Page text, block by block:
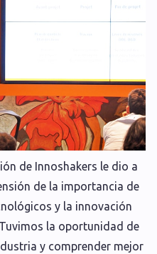
de Innoshakers le dio a
de la importancia de
y la innovación
la oportunidad de
y comprender mejor